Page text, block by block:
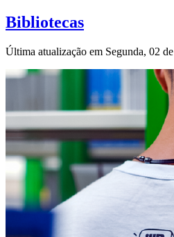
Bibliotecas
Última atualização em Segunda, 02